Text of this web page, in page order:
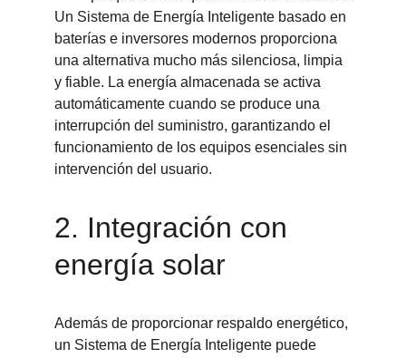
Un Sistema de Energía Inteligente basado en
baterías e inversores modernos proporciona
una alternativa mucho más silenciosa, limpia
y fiable. La energía almacenada se activa
automáticamente cuando se produce una
interrupción del suministro, garantizando el
funcionamiento de los equipos esenciales sin
intervención del usuario.
2. Integración con
energía solar
Además de proporcionar respaldo energético,
un Sistema de Energía Inteligente puede